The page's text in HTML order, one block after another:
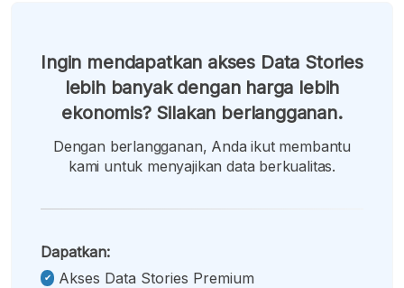
Ingin mendapatkan akses Data Stories
lebih banyak dengan harga lebih
ekonomis? Silakan berlangganan.
Dengan berlangganan, Anda ikut membantu
kami untuk menyajikan data berkualitas.
Dapatkan:
Akses Data Stories Premium